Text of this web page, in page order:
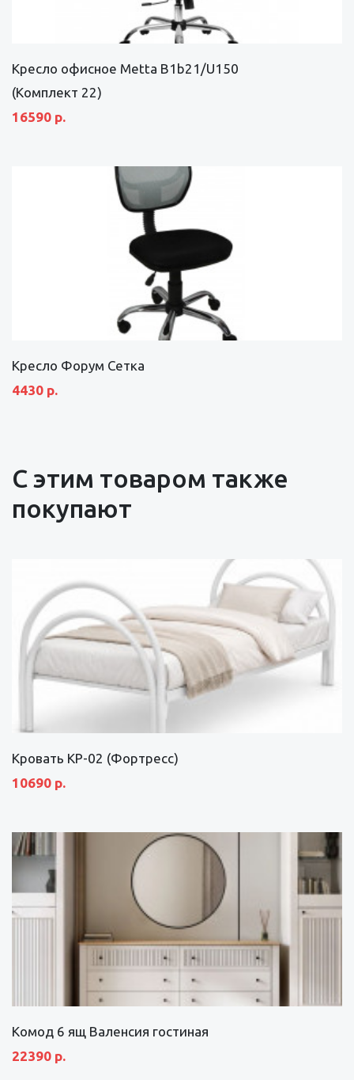
Кресло офисное Metta B1b21/U150
(Комплект 22)
16590 р.
Кресло Форум Сетка
4430 р.
С этим товаром также
покупают
Кровать КР-02 (Фортресс)
10690 р.
Комод 6 ящ Валенсия гостиная
22390 р.